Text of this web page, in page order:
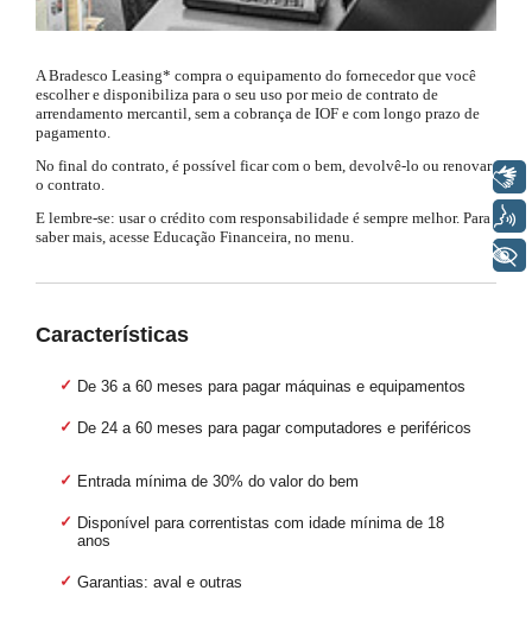
A Bradesco Leasing* compra o equipamento do fornecedor que você
escolher e disponibiliza para o seu uso por meio de contrato de
arrendamento mercantil, sem a cobrança de IOF e com longo prazo de
pagamento.
No final do contrato, é possível ficar com o bem, devolvê-lo ou renovar
o contrato.
E lembre-se: usar o crédito com responsabilidade é sempre melhor. Para
saber mais, acesse Educação Financeira, no menu.
Características
De 36 a 60 meses para pagar máquinas e equipamentos
De 24 a 60 meses para pagar computadores e periféricos
Entrada mínima de 30% do valor do bem
Disponível para correntistas com idade mínima de 18
anos
Garantias: aval e outras
Libras
Voz